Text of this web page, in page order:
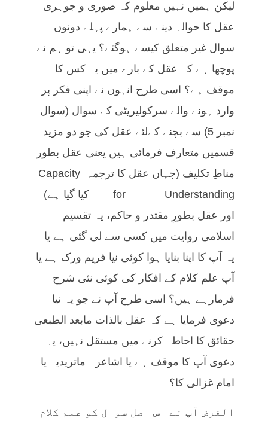
لیکن ہمیں نہیں معلوم کہ صوری و جوہری
عقل کا حوالہ دینے سے ہمارے پہلے دونوں
سوال غیر متعلق کیسے ہوگئے؟ یہی تو ہم نے
پوچھا ہے کہ عقل کے بارے میں یہ کس کا
موقف ہے؟ اسی طرح انہوں نے اپنی فکر پر
وارد ہونے والے سرکولیریٹی کے سوال (سوال
نمبر 5) سے بچنے کےلئے عقل کی جو دو مزید
قسمیں متعارف فرمائی ہیں یعنی عقل بطور
مناطِ تکلیف (جہاں عقل کا ترجمہ Capacity
for Understanding کیا گیا ہے)
اور عقل بطورِ مقتدر و حاکم، یہ تقسیم
اسلامی روایت میں کسی سے لی گئی ہے یا
یہ آپ کا اپنا بنایا ہوا کوئی نیا فریم ورک ہے یا
آپ علم کلام کے افکار کی کوئی نئی شرح
فرمارہے ہیں؟ اسی طرح آپ نے جو یہ نیا
دعوی فرمایا ہے کہ عقل بالذات مابعد الطبعی
حقائق کا احاطہ کرنے میں مستقل نہیں، یہ
دعوی آپ کا موقف ہے یا اشاعرہ ماتریدیہ یا
امام غزالی کا؟
الغرض آپ نے اس اصل سوال کو علم کلام